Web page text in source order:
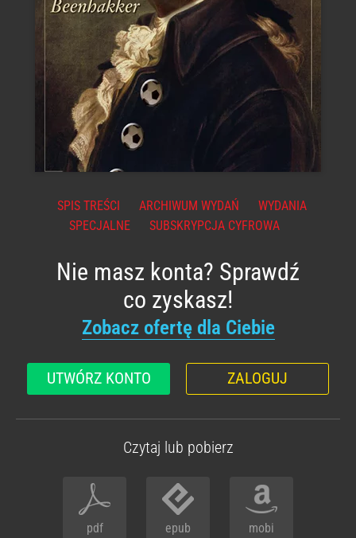
SPIS TREŚCI ARCHIWUM WYDAŃ
WYDANIA
SPECJALNE
SUBSKRYPCJA CYFROWA
Nie masz konta? Sprawdź
co zyskasz!
Zobacz ofertę dla Ciebie
UTWÓRZ KONTO ZALOGUJ
Czytaj lub pobierz
pdf epub mobi